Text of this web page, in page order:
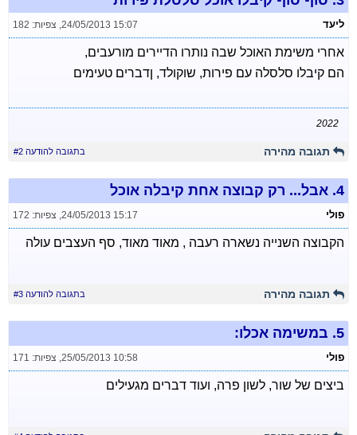
ליעד 24/05/2013 15:07 צפיות: 182
אחרי משימת האוכל שבה נותרו הדיירים מורעבים,
הם קיבלו סלסלה עם פירות, שוקולד, ןדברים טעימים
2022
תגובה מהירה בתגובה להודעה #2
4. אבל... רק קבוצה אחת קיבלה אוכל
פולי 24/05/2013 15:17 צפיות: 172
הקבוצה השנייה נשארה רעבה , מאוד מאוד, סף העצבים עולה
תגובה מהירה בתגובה להודעה #3
5. במשימה אכלו:
פולי 25/05/2013 10:58 צפיות: 171
ביצים של שור, לשון פרה, ועוד דברים מגעילים